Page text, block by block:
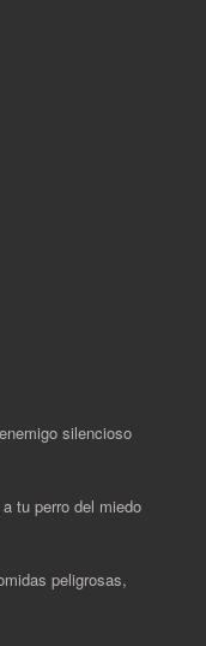
silencioso
tu perro del miedo
peligrosas,